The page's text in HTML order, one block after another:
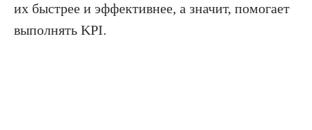
их быстрее и эффективнее, а значит, помогает
выполнять KPI.